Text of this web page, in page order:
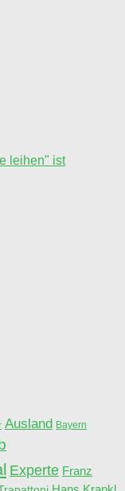
leihen" ist
Ausland Bayern
Experte Franz